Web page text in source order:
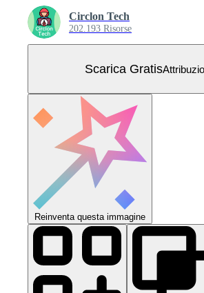
Circlon Tech
202.193 Risorse
Scarica Gratis
Reinventa questa immagine